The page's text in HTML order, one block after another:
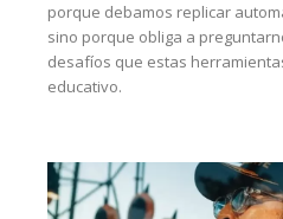
porque debamos replicar
sino porque obliga a
desafíos que estas
educativo.